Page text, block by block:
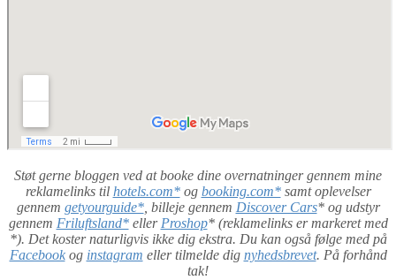
Støt gerne bloggen ved at booke dine overnatninger gennem mine
reklamelinks til hotels.com*og booking.com*samt oplevelser
gennem getyourguide*, billeje gennem Discover Cars* og udstyr
gennem Friluftsland*eller Proshop* (reklamelinks er markeret med
*). Det koster naturligvis ikke dig ekstra. Du kan også følge med på
Facebookog instagram eller tilmelde dig nyhedsbrevet. På forhånd
tak!